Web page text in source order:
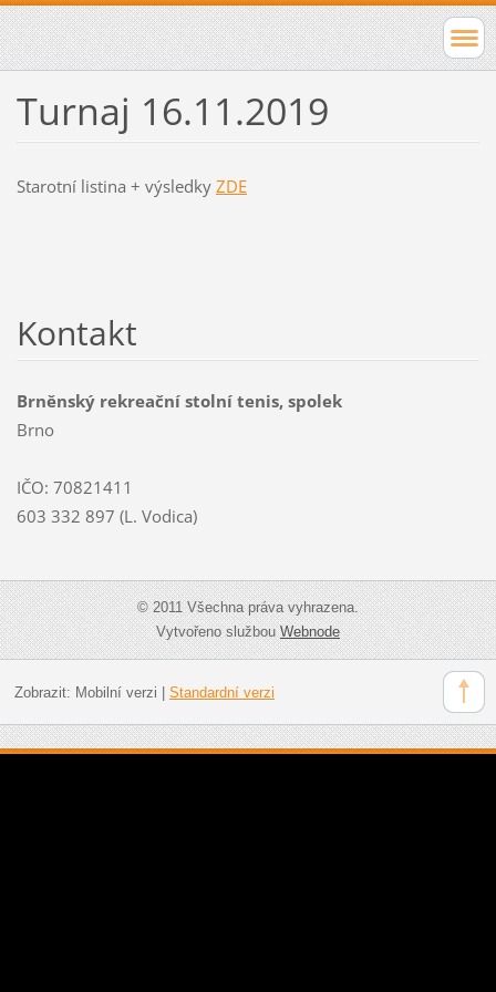
Turnaj 16.11.2019
Starotní listina + výsledky ZDE
Kontakt
Brněnský rekreační stolní tenis, spolek
Brno
IČO: 70821411
603 332 897 (L. Vodica)
© 2011 Všechna práva vyhrazena.
Vytvořeno službouWebnode
Zobrazit: Mobilní verzi Standardní verzi